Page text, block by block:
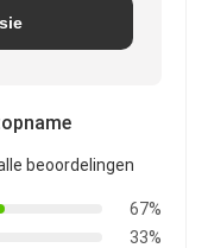
beoordelingen
67%
33%